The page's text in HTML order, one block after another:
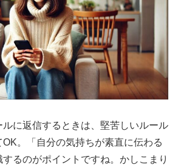
に返信するときは、堅苦しいルール
。「自分の気持ちが素直に伝わる
るのがポイントですね。かしこまり